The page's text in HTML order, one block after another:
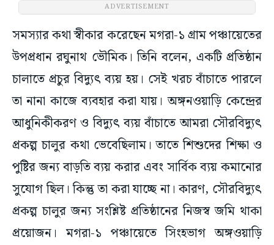
ADVERTISEMENT
সমস্যার কথা স্বীকার করেছেন মগরা-১ গ্রাম পঞ্চায়েতের
উপপ্রধান রঘুনাথ ভৌমিক। তিনি বলেন, একটি প্রতিষ্ঠান
চালাতে প্রচুর বিদ্যুৎ ব্যয় হয়। সেই খরচ বাঁচাতে পারলে
তা নানা কাজে ব্যবহার করা যায়। অঙ্গনওয়াড়ি কেন্দ্রের
আধুনিকীকরণ ও বিদ্যুৎ ব্যয় বাঁচাতে আমরা সৌরবিদ্যুৎ
প্রকল্প চালুর কথা ভেবেছিলাম। তাতে শিশুদের শিক্ষা ও
পুষ্টির জন্য বাড়তি ব্যয় করার এবং সার্বিক ব্যয় কমানোর
সুযোগ ছিল। কিন্তু তা করা যাচ্ছে না। কারণ, সৌরবিদ্যুৎ
প্রকল্প চালুর জন্য সংশ্লিষ্ট প্রতিষ্ঠানের নিজস্ব জমি থাকা
প্রয়োজন। মগরা-১ পঞ্চায়েতে সিংহভাগ অঙ্গওয়াড়ি